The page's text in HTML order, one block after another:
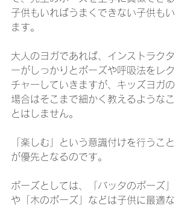
子供もいればうまくできない子供もい
ます。
大人のヨガであれば、インストラクタ
ーがしっかりとポーズや呼吸法をレク
チャーしていきますが、キッズヨガの
場合はそこまで細かく教えるようなこ
とはしません。
「楽しむ」という意識付けを行うこと
が優先となるのです。
ポーズとしては、「バッタのポーズ」
や「木のポーズ」などは子供に最適な